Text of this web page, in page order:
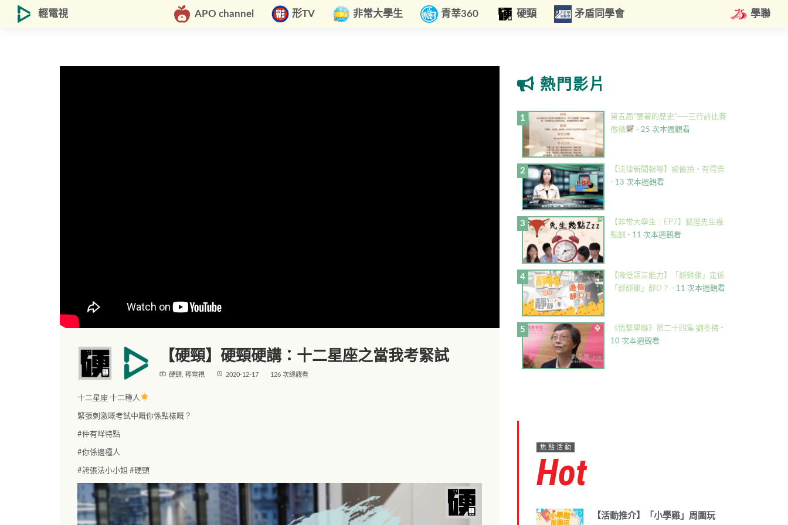
輕電視 APO channel 形TV 非常大學生 青莘360 硬頸 矛盾同學會 學聯
【硬頸】硬頸硬講：十二星座之當我考緊試
live_tv 硬頸 輕電視 access_time 2020-12-17 126 次總觀看
十二星座 十二種人
緊張刺激嘅考試中嘅你係點樣嘅？
#仲有咩特點
#你係邊種人
#誇張法小小姐 #硬頸
熱門影片
第五屆”醒著的歷史”——三行詩比賽
徵稿
- 25 次本週觀看
【法律新聞報導】被偷拍・有得告
- 13 次本週觀看
【非常大學生｜EP7】狐狸先生幾
點訓 - 11 次本週觀看
【降低語言能力】「靜雞雞」定係
「靜靜雞」靜D？ - 11 次本週觀看
《情繫學聯》第二十四集 劉冬梅 -
10 次本週觀看
焦點活動
Hot
【活動推介】「小學雞」周圍玩